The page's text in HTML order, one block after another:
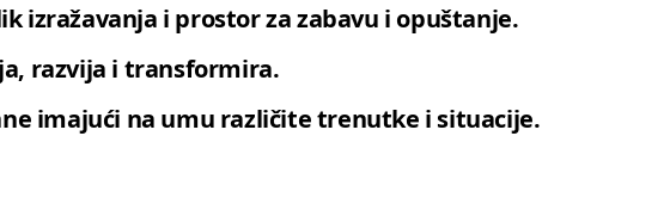
izražavanja i prostor za zabavu i opuštanje.
razvija i transformira.
imajući na umu različite trenutke i situacije.